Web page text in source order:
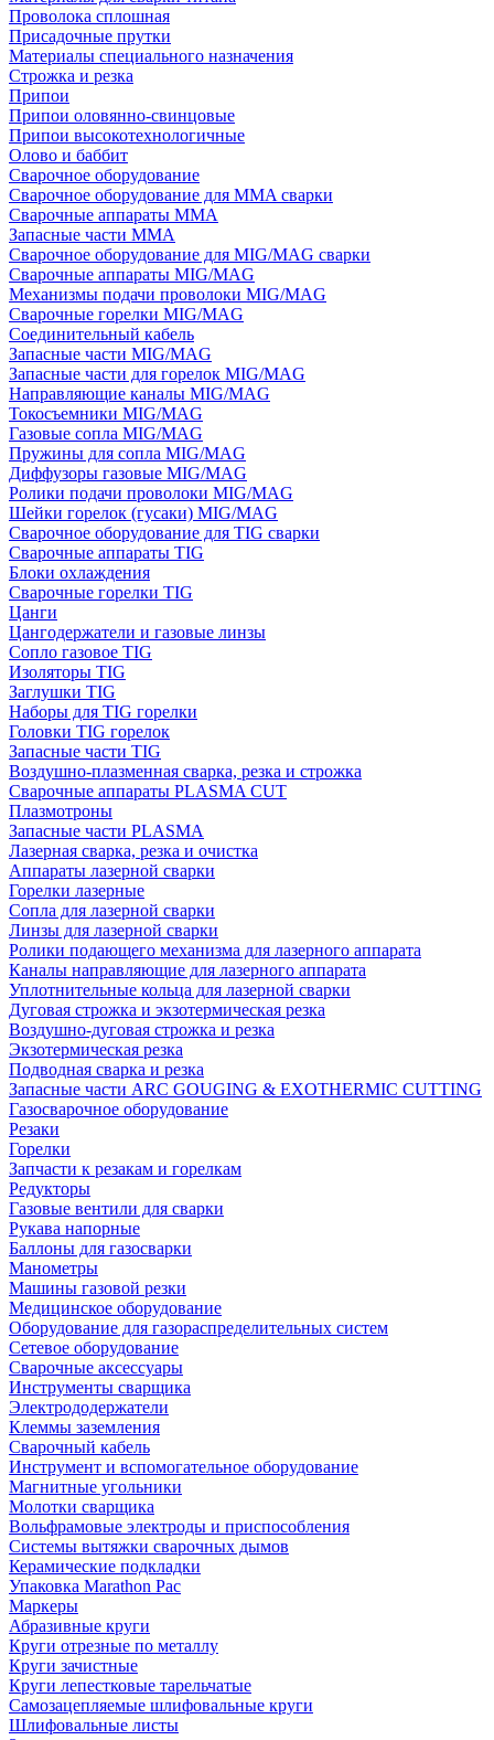
Проволока сплошная
Присадочные прутки
Материалы специального назначения
Строжка и резка
Припои
Припои оловянно-свинцовые
Припои высокотехнологичные
Олово и баббит
Сварочное оборудование
Сварочное оборудование для MMA сварки
Сварочные аппараты MMA
Запасные части MMA
Сварочное оборудование для MIG/MAG сварки
Сварочные аппараты MIG/MAG
Механизмы подачи проволоки MIG/MAG
Сварочные горелки MIG/MAG
Соединительный кабель
Запасные части MIG/MAG
Запасные части для горелок MIG/MAG
Направляющие каналы MIG/MAG
Токосъемники MIG/MAG
Газовые сопла MIG/MAG
Пружины для сопла MIG/MAG
Диффузоры газовые MIG/MAG
Ролики подачи проволоки MIG/MAG
Шейки горелок (гусаки) MIG/MAG
Сварочное оборудование для TIG сварки
Сварочные аппараты TIG
Блоки охлаждения
Сварочные горелки TIG
Цанги
Цангодержатели и газовые линзы
Сопло газовое TIG
Изоляторы TIG
Заглушки TIG
Наборы для TIG горелки
Головки TIG горелок
Запасные части TIG
Воздушно-плазменная сварка, резка и строжка
Сварочные аппараты PLASMA CUT
Плазмотроны
Запасные части PLASMA
Лазерная сварка, резка и очистка
Аппараты лазерной сварки
Горелки лазерные
Сопла для лазерной сварки
Линзы для лазерной сварки
Ролики подающего механизма для лазерного аппарата
Каналы направляющие для лазерного аппарата
Уплотнительные кольца для лазерной сварки
Дуговая строжка и экзотермическая резка
Воздушно-дуговая строжка и резка
Экзотермическая резка
Подводная сварка и резка
Запасные части ARC GOUGING & EXOTHERMIC CUTTING
Газосварочное оборудование
Резаки
Горелки
Запчасти к резакам и горелкам
Редукторы
Газовые вентили для сварки
Рукава напорные
Баллоны для газосварки
Манометры
Машины газовой резки
Медицинское оборудование
Оборудование для газораспределительных систем
Сетевое оборудование
Сварочные аксессуары
Инструменты сварщика
Электрододержатели
Клеммы заземления
Сварочный кабель
Инструмент и вспомогательное оборудование
Магнитные угольники
Молотки сварщика
Вольфрамовые электроды и приспособления
Системы вытяжки сварочных дымов
Керамические подкладки
Упаковка Marathon Pac
Маркеры
Абразивные круги
Круги отрезные по металлу
Круги зачистные
Круги лепестковые тарельчатые
Самозацепляемые шлифовальные круги
Шлифовальные листы